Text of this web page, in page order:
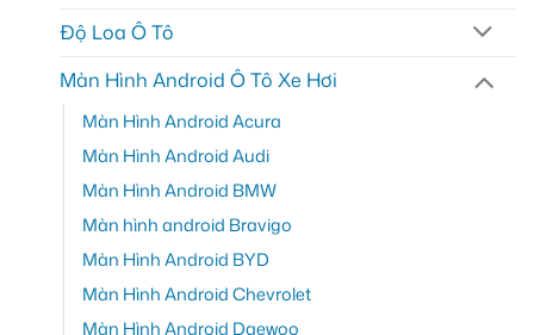
Độ Loa Ô Tô
Màn Hình Android Ô Tô Xe Hơi
Màn Hình Android Acura
Màn Hình Android Audi
Màn Hình Android BMW
Màn hình android Bravigo
Màn Hình Android BYD
Màn Hình Android Chevrolet
Màn Hình Android Daewoo